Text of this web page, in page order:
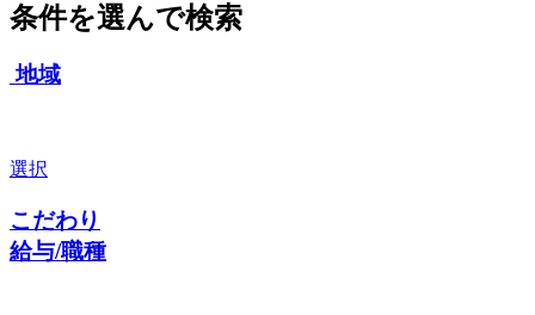
条件を選んで検索
地域
選択
こだわり
給与/職種